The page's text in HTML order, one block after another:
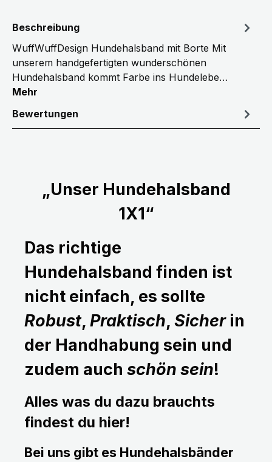
Beschreibung
WuffWuffDesign Hundehalsband mit Borte Mit
unserem handgefertigten wunderschönen
Hundehalsband kommt Farbe ins Hundelebe…
Mehr
Bewertungen
„Unser Hundehalsband
1X1“
Das richtige
Hundehalsband finden ist
nicht einfach, es sollte
Robust, Praktisch, Sicherin
der Handhabung sein und
zudem auch schön sein!
Alles was du dazu brauchts
findest du hier!
Bei uns gibt es Hundehalsbänder